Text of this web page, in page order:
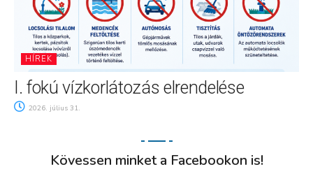
HÍREK
I. fokú vízkorlátozás elrendelése
2026. július 31.
Kövessen minket a Facebookon is!